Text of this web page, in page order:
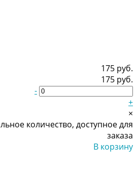
175 руб.
175 руб.
-
+
×
количество, доступное для
заказа
В корзину